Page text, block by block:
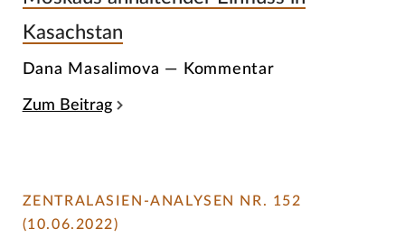
Kasachstan
Dana Masalimova — Kommentar
Zum Beitrag
ZENTRALASIEN-ANALYSEN NR. 152
(10.06.2022)